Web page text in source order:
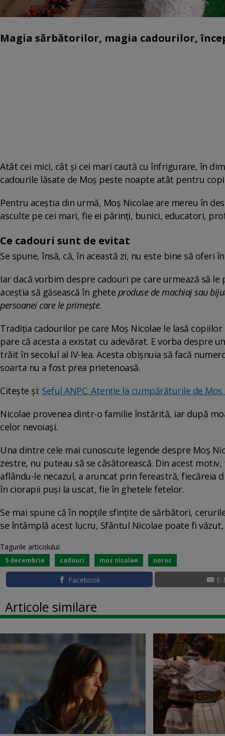
Magia sărbătorilor, magia cadourilor,
Atât cei mici, cât şi cei mari caută cu înfrigurare, în
cadourile lăsate de Moş peste noapte atât pentru
Pentru aceștia din urmă, Moș Nicolae are mereu în
asculte pe cei mari, fie ei părinți, bunici, educatori,
Ce cadouri sunt de evitat
Se spune, însă, că, în această zi, nu este bine să oferi
Iar dacă vorbim despre cadouri pe care urmează să
aceştia să găsească în ghete produse de machiaj sau
persoanei care le primește.
Tradiția cadourilor pe care Moș Nicolae le lasă
pare că acesta a existat cu adevărat. E vorba despre
trăit în secolul al IV-lea. Acesta obișnuia să facă
soarta nu a fost prea prietenoasă.
Citește și: Șeful ANPC: Atenție la cumpărăturile de
Nicolae provenea dintr-o familie înstărită, iar după
celor nevoiași.
Una dintre cele mai cunoscute legende despre Moş
zestre, nu puteau să se căsătorească. Din acest
aflându-le necazul, a aruncat prin fereastră, fiecăreia
în ciorapii puşi la uscat, fie în ghetele fetelor.
Se mai spune că în nopţile sfinţite de sărbători,
se întâmplă acest lucru, Sfântul Nicolae poate fi
Tagurile articolului:
5 decembrie cadouri mos nicolae noroc
Facebook
Articole similare